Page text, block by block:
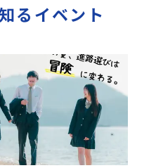
るイベント